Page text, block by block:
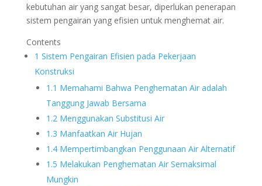
kebutuhan air yang sangat besar, diperlukan penerapan
sistem pengairan yang efisien untuk menghemat air.
Contents
1 Sistem Pengairan Efisien pada Pekerjaan
Konstruksi
1.1 Memahami Bahwa Penghematan Air adalah
Tanggung Jawab Bersama
1.2Menggunakan Substitusi Air
1.3 Manfaatkan Air Hujan
1.4Mempertimbangkan Penggunaan Air Alternatif
1.5 Melakukan Penghematan Air Semaksimal
Mungkin